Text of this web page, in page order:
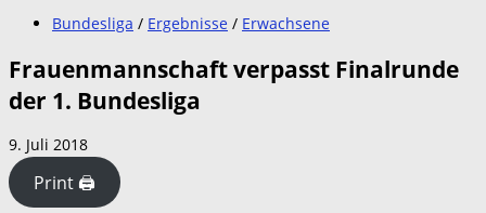
Bundesliga / Ergebnisse / Erwachsene
Frauenmannschaft verpasst Finalrunde
der 1. Bundesliga
9. Juli 2018
Print 🖨